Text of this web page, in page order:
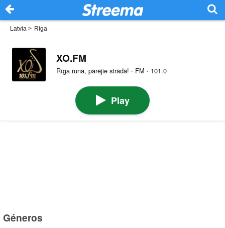
Latvia > Riga
XO.FM
Rīga runā, pārējie strādā! · FM · 101.0
Play
Géneros